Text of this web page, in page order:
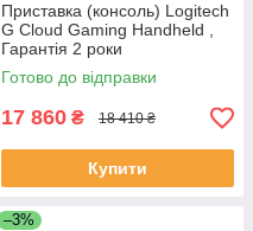
Приставка (консоль) Logitech
G Cloud Gaming Handheld ,
Гарантія 2 роки
Готово до відправки
17 860 ₴ 18 410 ₴
Купити
–3%